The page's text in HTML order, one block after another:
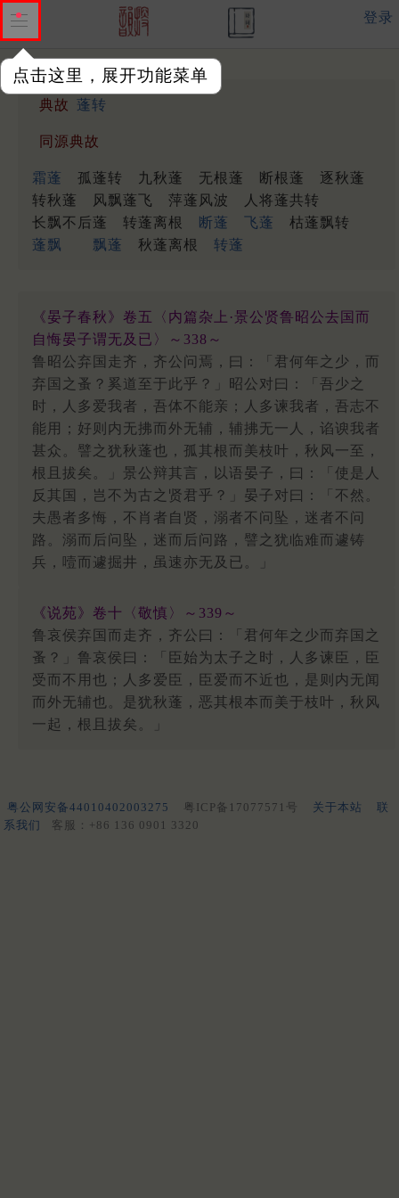
点击这里，展开功能菜单
登录
典故 蓬转
同源典故
霜蓬 孤蓬转 九秋蓬 无根蓬 断根蓬
逐秋蓬
转秋蓬
风飘蓬飞 萍蓬风波
人将蓬共转
长飘不后蓬
转蓬离根 断蓬 飞蓬
枯蓬飘转
蓬飘
飘蓬 秋蓬离根 转蓬
《晏子春秋》卷五〈内篇杂上·景公贤鲁昭公去国而
自悔晏子谓无及已〉～338～
鲁昭公弃国走齐，齐公问焉，曰：「君何年之少，而
弃国之蚤？奚道至于此乎？」昭公对曰：「吾少之
时，人多爱我者，吾体不能亲；人多谏我者，吾志不
能用；好则内无拂而外无辅，辅拂无一人，谄谀我者
甚众。譬之犹秋蓬也，孤其根而美枝叶，秋风一至，
根且拔矣。」景公辩其言，以语晏子，曰：「使是人
反其国，岂不为古之贤君乎？」晏子对曰：「不然。
夫愚者多悔，不肖者自贤，溺者不问坠，迷者不问
路。溺而后问坠，迷而后问路，譬之犹临难而遽铸
兵，噎而遽掘井，虽速亦无及已。」
《说苑》卷十〈敬慎〉～339～
鲁哀侯弃国而走齐，齐公曰：「君何年之少而弃国之
蚤？」鲁哀侯曰：「臣始为太子之时，人多谏臣，臣
受而不用也；人多爱臣，臣爱而不近也，是则内无闻
而外无辅也。是犹秋蓬，恶其根本而美于枝叶，秋风
一起，根且拔矣。」
粤公网安备44010402003275 粤ICP备17077571号 关于本站
联
系我们
客服：+86 136 0901 3320